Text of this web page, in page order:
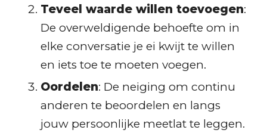
Teveel waarde willen toevoegen:
De overweldigende behoefte om in
elke conversatie je ei kwijt te willen
en iets toe te moeten voegen.
Oordelen: De neiging om continu
anderen te beoordelen en langs
jouw persoonlijke meetlat te leggen.